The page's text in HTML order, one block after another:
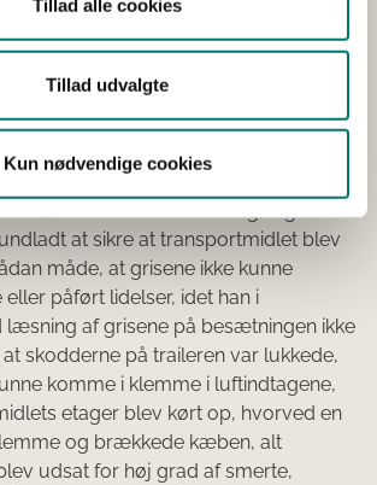
Tillad alle cookies
Tillad udvalgte
Kun nødvendige cookies
af dyreværnsloven og
at sikre at transportmidlet blev
måde, at grisene ikke kunne
påført lidelser, idet han i
læsning af grisene på besætningen ikke
at skodderne på traileren var lukkede,
komme i klemme i luftindtagene,
etager blev kørt op, hvorved en
og brækkede kæben, alt
udsat for høj grad af smerte,